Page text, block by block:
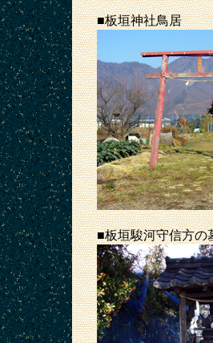
■板垣神社鳥居
■板垣駿河守信方の